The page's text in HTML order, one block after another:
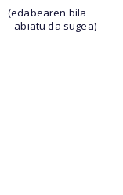
(edabearen bila
abiatu da sugea)